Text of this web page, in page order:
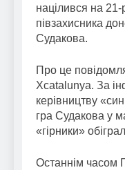
націлився на 21-
півзахисника
Судакова.
Про це
Xcatalunya. За
керівництву
гра Судакова у
«гірники»
Останнім часом